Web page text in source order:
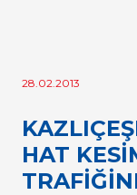
28.02.2013
HAT